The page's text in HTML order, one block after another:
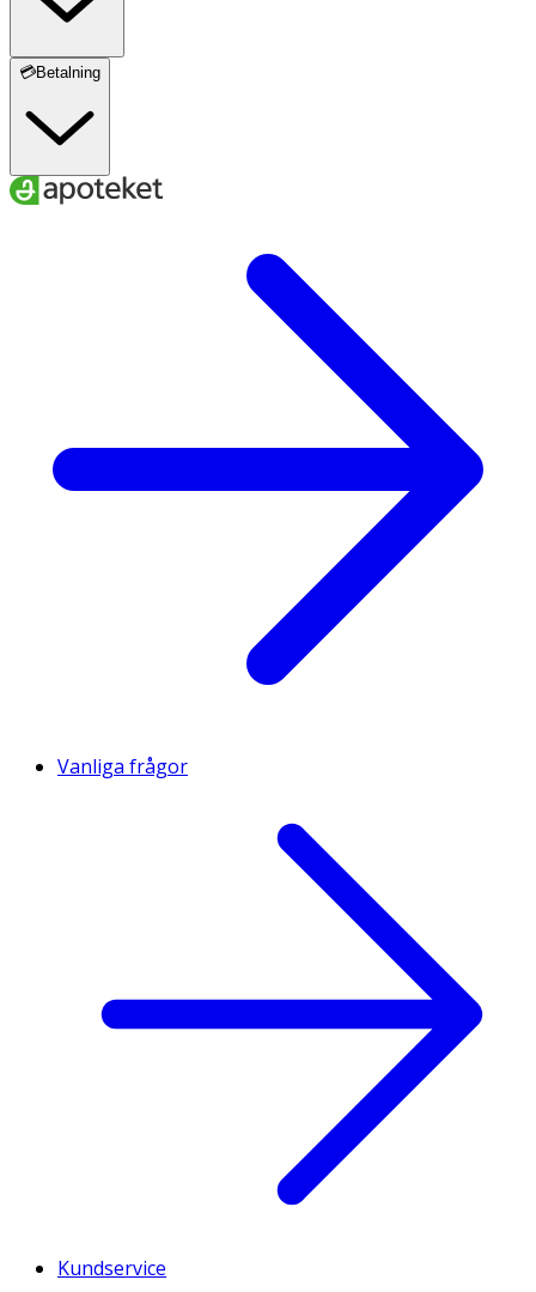
💳Betalning
Vanliga frågor
Kundservice